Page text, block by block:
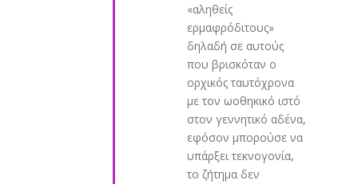
«αληθείς
ερμαφρόδιτους»
δηλαδή σε αυτούς
που βρισκόταν ο
ορχικός ταυτόχρονα
με τον ωοθηκικό ιστό
στον γεννητικό αδένα,
εφόσον μπορούσε να
υπάρξει τεκνογονία,
το ζήτημα δεν